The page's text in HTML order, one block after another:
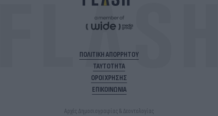
ΠΟΛΙΤΙΚΗ ΑΠΟΡΡΗΤΟΥ
ΤΑΥΤΟΤΗΤΑ
ΟΡΟΙ ΧΡΗΣΗΣ
ΕΠΙΚΟΙΝΩΝΙΑ
Αρχές Δημοσιογραφίας & Δεοντολογίας